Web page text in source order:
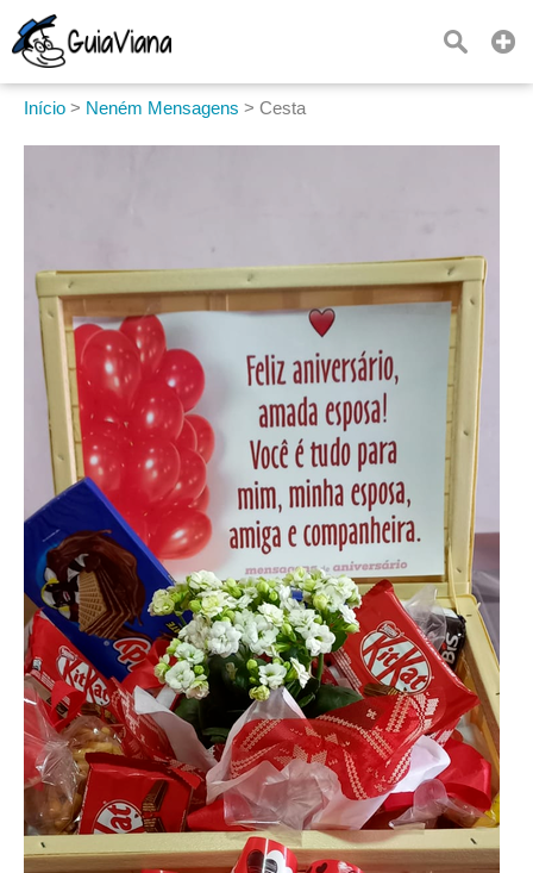
Início > Neném Mensagens > Cesta